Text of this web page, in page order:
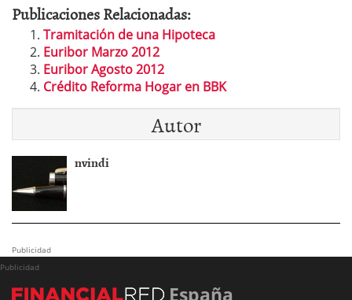
Publicaciones Relacionadas:
Tramitación de una Hipoteca
Euribor Marzo 2012
Euribor Agosto 2012
Crédito Reforma Hogar en BBK
Autor
nvindi
Publicidad
Publicidad
España